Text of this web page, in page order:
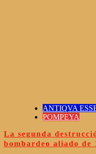
ANTIQVA
POMPEYA
La segunda
bombardeo aliado de